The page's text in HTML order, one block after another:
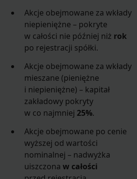
Akcje obejmowane za wkłady
niepieniężne – pokryte
w całości nie później niż rok
po rejestracji spółki.
Akcje obejmowane za wkłady
mieszane (pieniężne
i niepieniężne) – kapitał
zakładowy pokryty
w co najmniej 25%.
Akcje obejmowane po cenie
wyższej od wartości
nominalnej – nadwyżka
uiszczonaw całości